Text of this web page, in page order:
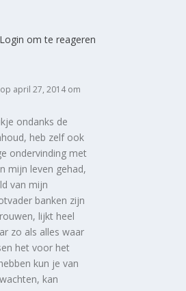
Login om te reageren
op april 27, 2014 om
ondanks de
heb zelf ook
ondervinding met
mijn leven gehad,
van mijn
banken zijn
lijkt heel
zo als alles waar
het voor het
kun je van
kan